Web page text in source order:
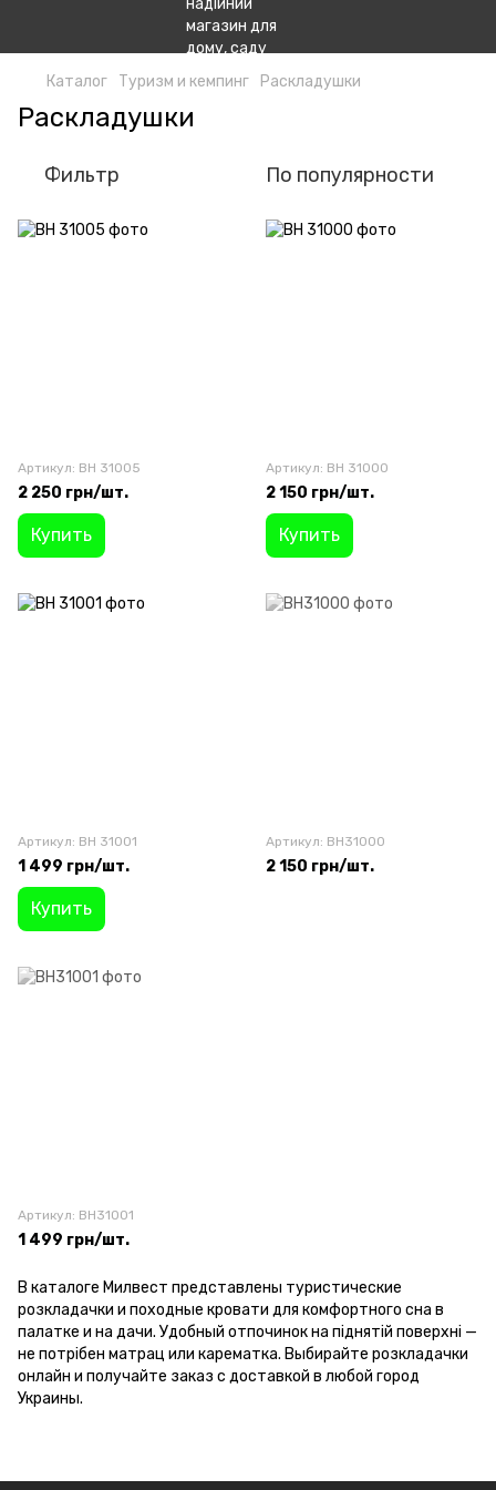
Каталог Туризм и кемпинг Раскладушки
Раскладушки
Фильтр По популярности
Артикул: BH 31005
2 250 грн/шт.
Купить
Артикул: BH 31000
2 150 грн/шт.
Купить
Артикул: BH 31001
1 499 грн/шт.
Купить
Артикул: BH31000
2 150 грн/шт.
Артикул: BH31001
1 499 грн/шт.
В каталоге Милвест представлены туристические
розкладачки и походные кровати для комфортного сна в
палатке и на дачи. Удобный отпочинок на піднятій поверхні —
не потрібен матрац или карематка. Выбирайте розкладачки
онлайн и получайте заказ с доставкой в любой город
Украины.